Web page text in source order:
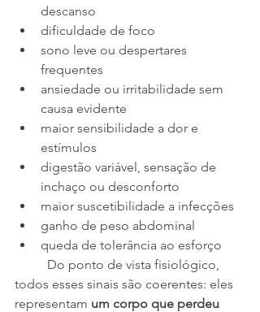
descanso
dificuldade de foco
sono leve ou despertares
frequentes
ansiedade ou irritabilidade sem
causa evidente
maior sensibilidade a dor e
estímulos
digestão variável, sensação de
inchaço ou desconforto
maior suscetibilidade a infecções
ganho de peso abdominal
queda de tolerância ao esforço
todos esses sinais são coerentes: eles
representam um corpo que perdeu